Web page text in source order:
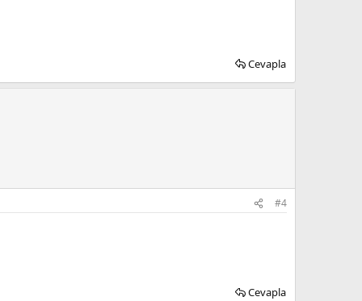
Cevapla
#4
Cevapla